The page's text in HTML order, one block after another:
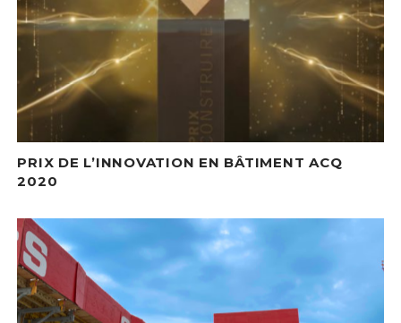
PRIX DE L’INNOVATION EN BÂTIMENT ACQ
2020